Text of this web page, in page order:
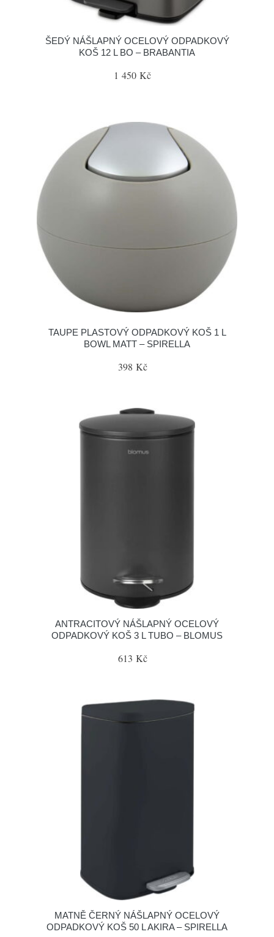
ŠEDÝ NÁŠLAPNÝ OCELOVÝ ODPADKOVÝ
KOŠ 12 L BO – BRABANTIA
1 450 Kč
TAUPE PLASTOVÝ ODPADKOVÝ KOŠ 1 L
BOWL MATT – SPIRELLA
398 Kč
ANTRACITOVÝ NÁŠLAPNÝ OCELOVÝ
ODPADKOVÝ KOŠ 3 L TUBO – BLOMUS
613 Kč
MATNĚ ČERNÝ NÁŠLAPNÝ OCELOVÝ
ODPADKOVÝ KOŠ 50 L AKIRA – SPIRELLA